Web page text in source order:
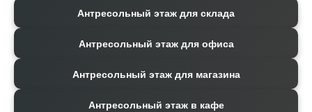
Антресольный этаж для склада
Антресольный этаж для офиса
Антресольный этаж для магазина
Антресольный этаж в кафе